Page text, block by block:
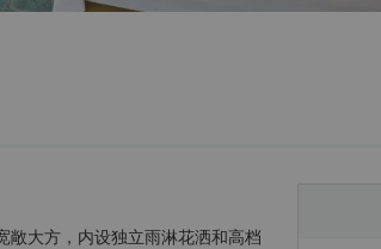
敞大方，内设独立雨淋花洒和高档